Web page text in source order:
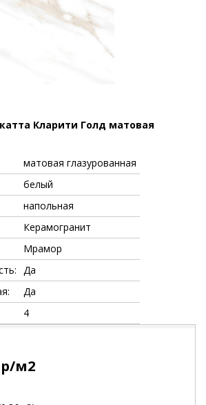
Кларити Голд матовая
матовая глазурованная
белый
напольная
Керамогранит
Мрамор
Да
Да
4
р/м2